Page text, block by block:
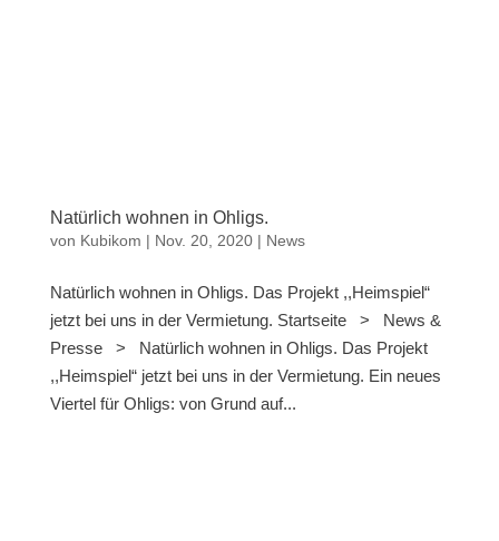
Natürlich wohnen in Ohligs.
von Kubikom | Nov. 20, 2020| News
Natürlich wohnen in Ohligs. Das Projekt ,,Heimspiel“
jetzt bei uns in der Vermietung. Startseite > News &
Presse > Natürlich wohnen in Ohligs. Das Projekt
,,Heimspiel“ jetzt bei uns in der Vermietung. Ein neues
Viertel für Ohligs: von Grund auf...